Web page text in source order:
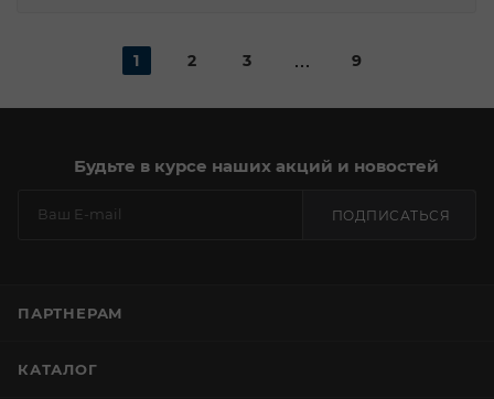
1 2 3 9
Будьте в курсе наших акций и новостей
ПОДПИСАТЬСЯ
ПАРТНЕРАМ
КАТАЛОГ